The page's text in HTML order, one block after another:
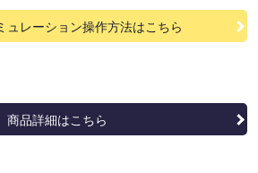
ュレーション操作方法はこちら
商品詳細はこちら